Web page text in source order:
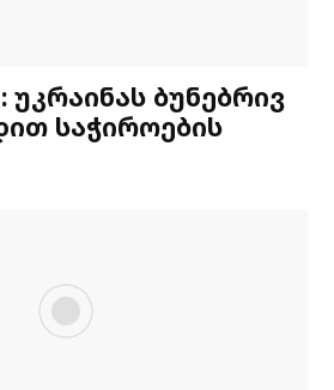
უკრაინას ბუნებრივ
საჭიროების